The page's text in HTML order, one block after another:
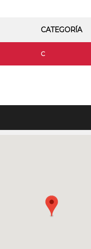
CATEGORÍA
C